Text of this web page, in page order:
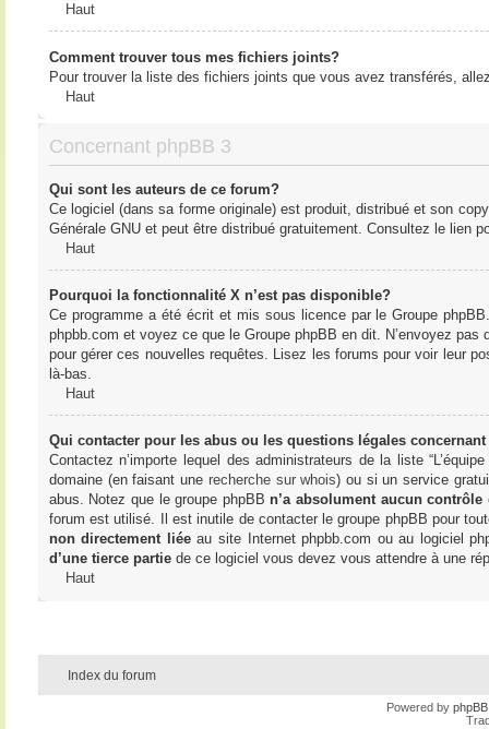
Haut
Comment trouver tous mes fichiers joints?
Pour trouver la liste des fichiers joints que vous avez transférés,
Haut
Concernant phpBB 3
Qui sont les auteurs de ce forum?
Ce logiciel (dans sa forme originale) est produit, distribué et son
Générale GNU et peut être distribué gratuitement. Consultez le lien
Haut
Pourquoi la fonctionnalité X n’est pas disponible?
Ce programme a été écrit et mis sous licence par le Groupe
phpbb.com et voyez ce que le Groupe phpBB en dit. N’envoyez
pour gérer ces nouvelles requêtes. Lisez les forums pour voir leur
là-bas.
Haut
Qui contacter pour les abus ou les questions légales
Contactez n’importe lequel des administrateurs de la liste
domaine (en faisant une recherche sur whois) ou si un service
abus. Notez que le groupe phpBB n’a absolument aucun contrôle
forum est utilisé. Il est inutile de contacter le groupe phpBB pour
non directement liéeau site Internet phpbb.com ou au logiciel
d’une tierce partiede ce logiciel vous devez vous attendre à une
Haut
Index du forum
Powered by phpBB